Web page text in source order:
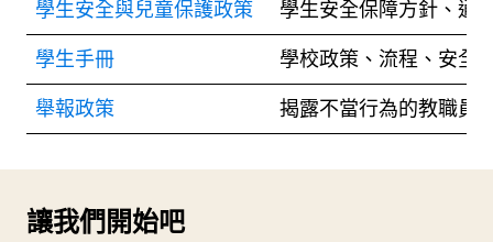
學生安全與兒童保護政策 學生安全保障方針、通
學生手冊 學校政策、流程、安全
舉報政策 揭露不當行為的教職員
讓我們開始吧